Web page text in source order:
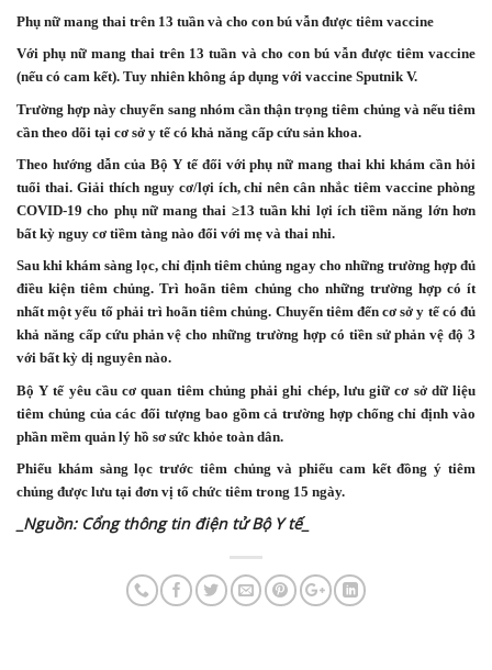
Phụ nữ mang thai trên 13 tuần và cho con bú vẫn được tiêm vaccine
Với phụ nữ mang thai trên 13 tuần và cho con bú vẫn được tiêm vaccine
(nếu có cam kết). Tuy nhiên không áp dụng với vaccine Sputnik V.
Trường hợp này chuyển sang nhóm cần thận trọng tiêm chủng và nếu tiêm
cần theo dõi tại cơ sở y tế có khả năng cấp cứu sản khoa.
Theo hướng dẫn của Bộ Y tế đối với phụ nữ mang thai khi khám cần hỏi
tuổi thai. Giải thích nguy cơ/lợi ích, chỉ nên cân nhắc tiêm vaccine phòng
COVID-19 cho phụ nữ mang thai ≥13 tuần khi lợi ích tiềm năng lớn hơn
bất kỳ nguy cơ tiềm tàng nào đối với mẹ và thai nhi.
Sau khi khám sàng lọc, chỉ định tiêm chủng ngay cho những trường hợp đủ
điều kiện tiêm chủng. Trì hoãn tiêm chủng cho những trường hợp có ít
nhất một yếu tố phải trì hoãn tiêm chủng. Chuyển tiêm đến cơ sở y tế có đủ
khả năng cấp cứu phản vệ cho những trường hợp có tiền sử phản vệ độ 3
với bất kỳ dị nguyên nào.
Bộ Y tế yêu cầu cơ quan tiêm chủng phải ghi chép, lưu giữ cơ sở dữ liệu
tiêm chủng của các đối tượng bao gồm cả trường hợp chống chỉ định vào
phần mềm quản lý hồ sơ sức khỏe toàn dân.
Phiếu khám sàng lọc trước tiêm chủng và phiếu cam kết đồng ý tiêm
chủng được lưu tại đơn vị tổ chức tiêm trong 15 ngày.
_Nguồn: Cổng thông tin điện tử Bộ Y tế_